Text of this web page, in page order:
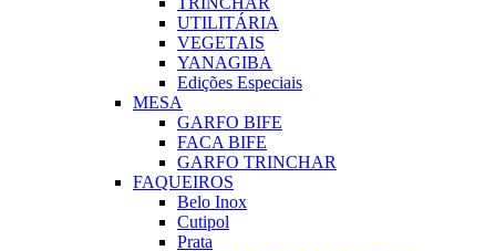
UTILITÁRIA
VEGETAIS
YANAGIBA
Edições Especiais
MESA
GARFO BIFE
FACA BIFE
GARFO TRINCHAR
FAQUEIROS
Belo Inox
Cutipol
Prata